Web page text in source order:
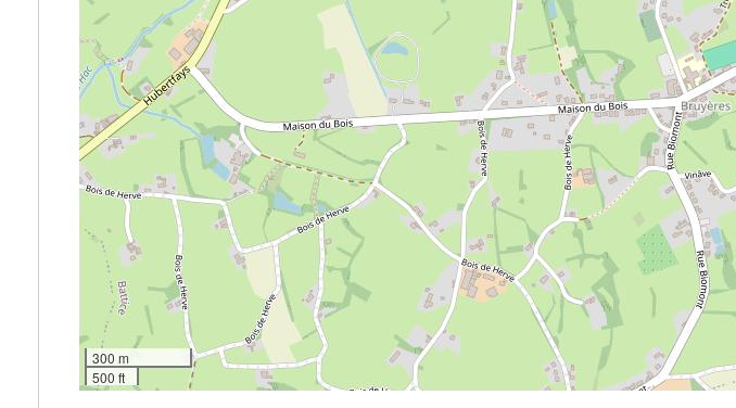
300 m
500 ft